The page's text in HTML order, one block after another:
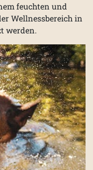
feuchten und
Wellnessbereich in
werden.